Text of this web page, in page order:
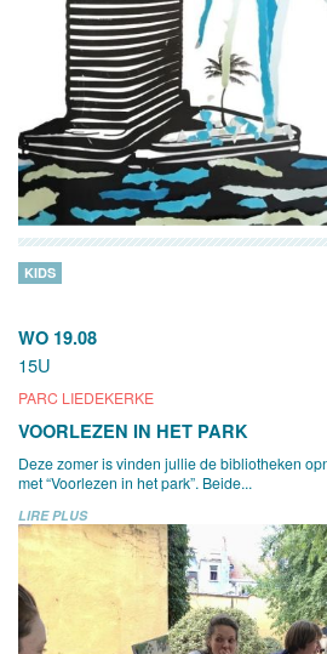
WO 19.08
15U
PARC LIEDEKERKE
KIDS
VOORLEZEN IN HET PARK
Deze zomer is vinden jullie de bibliotheken
met “Voorlezen in het park”. Beide...
LIRE PLUS